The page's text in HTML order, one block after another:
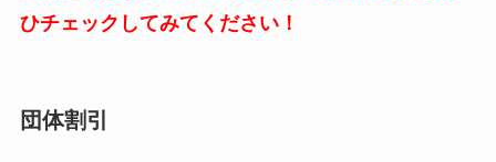
ひチェックしてみてください！
団体割引